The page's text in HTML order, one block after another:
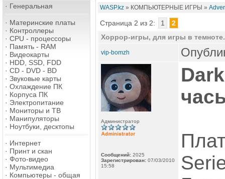
· Генеральная
· Материнские платы
· Контроллеры
· CPU - процессоры
· Память - RAM
· Видеокарты
· HDD, SSD, FDD
· CD - DVD - BD
· Звуковые карты
· Охлаждение ПК
· Корпуса ПК
· Электропитание
· Мониторы и ТВ
· Манипуляторы
· Ноутбуки, десктопы
· Интернет
· Принт и скан
· Фото-видео
· Мультимедиа
· Компьютеры - общая
WASP.kz » КОМПЬЮТЕРНЫЕ ИГРЫ »
Страница 2 из 2: 1
2
Хоррор-игры, для игры в
vip-bomzh
Администратор
Сообщений: 2025
Зарегистрирован: 07/03/2010
15:58